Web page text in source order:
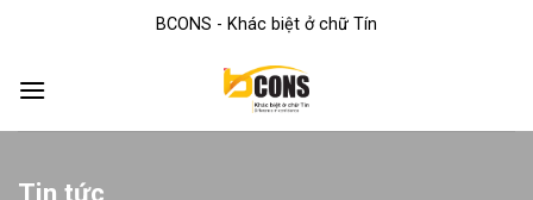
BCONS - Khác biệt ở chữ Tín
Tin tức